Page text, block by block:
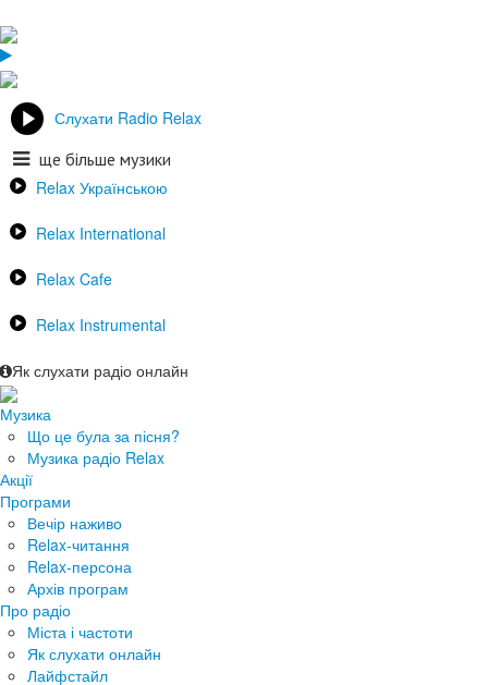
Слухати Radio Relax
ще більше музики
Relax Українською
Relax International
Relax Cafe
Relax Instrumental
Як слухати радіо онлайн
Музика
Що це була за пісня?
Музика радіо Relax
Акції
Програми
Вечір наживо
Relax-читання
Relax-персона
Архів програм
Про радіо
Міста і частоти
Як слухати онлайн
Лайфстайл